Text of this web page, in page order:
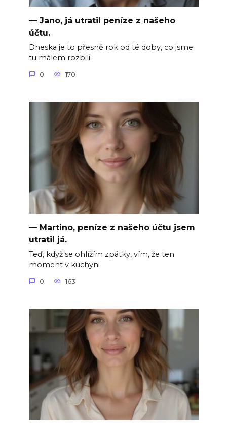
— Jano, já utratil peníze z našeho
účtu.
Dneska je to přesně rok od té doby, co jsme
tu málem rozbili.
0 170
— Martino, peníze z našeho účtu jsem
utratil já.
Teď, když se ohlížím zpátky, vím, že ten
moment v kuchyni
0 163